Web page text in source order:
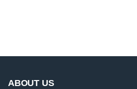
ABOUT US